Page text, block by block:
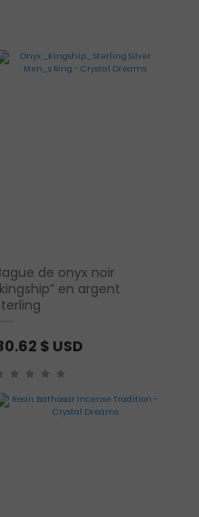
de onyx noir
en argent
$ USD